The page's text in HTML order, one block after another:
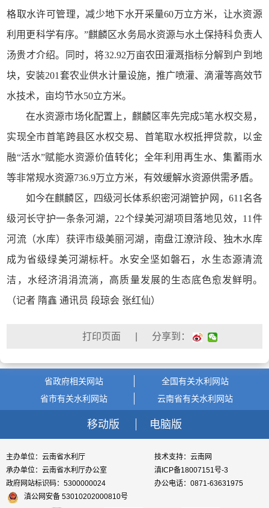
格取水许可管理，减少地下水开采量60万立方米，让水资源
利用更科学有序。”麒麟区水务局水资源与水土保持科负责人
汤贵才介绍。同时，将32.92万亩农田灌溉指标分解到户到地
块，安装201套农业供水计量设施，推广喷灌、滴灌等高效节
水技术，亩均节水50立方米。
在水资源市场化配置上，麒麟区率先完成5笔水权交易，
实现全市首笔跨县区水权交易、首笔取水权抵押贷款，以金
融“活水”赋能水资源价值转化；全年利用再生水、集蓄雨水
等非常规水资源736.9万立方米，有效缓解水资源供需矛盾。
如今在麒麟区，四级河长体系织密河湖管护网，611名各
级河长守护一条条河湖，22个绿美河湖项目落地见效，11件
河流（水库）获评市级美丽河湖，南盘江潦浒段、独木水库
成为省级绿美河湖标杆。水安全坚如磐石，水生态源清流
洁‌，水经济涓涓流淌，高质量发展的生态底色愈发鲜明。
（记者 隋鑫 通讯员 段琼会 张红仙）
| 分享到：
省政府相关网站
全国有关水利网站
省市有关水利网站
云南省有关水利网站
移动版 电脑版
主办单位：云南省水利厅
技术支持：云南网
承办单位：云南省水利厅办公室
滇ICP备18007151号-3
政府网站标识码：5300000024
办公电话：0871-63631975
滇公网安备 53010202000810号